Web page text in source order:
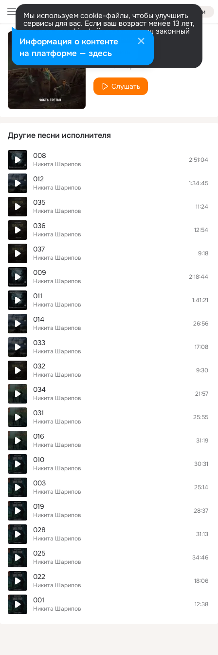
Войти
Мы используем cookie-файлы, чтобы улучшить
сервисы для вас. Если ваш возраст менее 13 лет,
настроить cookie-файлы должен ваш законный
представитель. Больше информации
Разрешить все Настроить
018
Никита Шарипов
Слушать
Другие песни исполнителя
008
Никита Шарипов
2:51:04
012
Никита Шарипов
1:34:45
035
Никита Шарипов
11:24
036
Никита Шарипов
12:54
037
Никита Шарипов
9:18
009
Никита Шарипов
2:18:44
011
Никита Шарипов
1:41:21
014
Никита Шарипов
26:56
033
Никита Шарипов
17:08
032
Никита Шарипов
9:30
034
Никита Шарипов
21:57
031
Никита Шарипов
25:55
016
Никита Шарипов
31:19
010
Никита Шарипов
30:31
003
Никита Шарипов
25:14
019
Никита Шарипов
28:37
028
Никита Шарипов
31:13
025
Никита Шарипов
34:46
022
Никита Шарипов
18:06
001
Никита Шарипов
12:38
Информация о контенте
на платформе — здесь